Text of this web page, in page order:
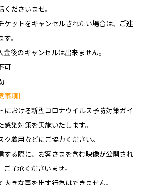
ださいませ。
ケットをキャンセルされたい場合は、ご連
。
金後のキャンセルは出来ません。
可
事項］
における新型コロナウイルス予防対策ガイ
感染対策を実施いたします。
ク着用などにご協力ください。
する際に、お客さまを含む映像が公開され
了承くださいませ。
大きな声を出す行為はできません。